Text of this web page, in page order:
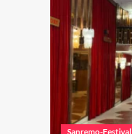
Sanremo-Festival